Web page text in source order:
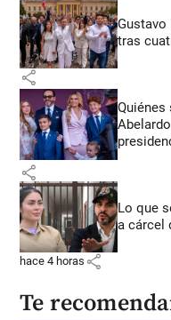
Gustavo
tras
share
Quiénes
share
Lo que
a cárcel
hace 4 horas share
Te